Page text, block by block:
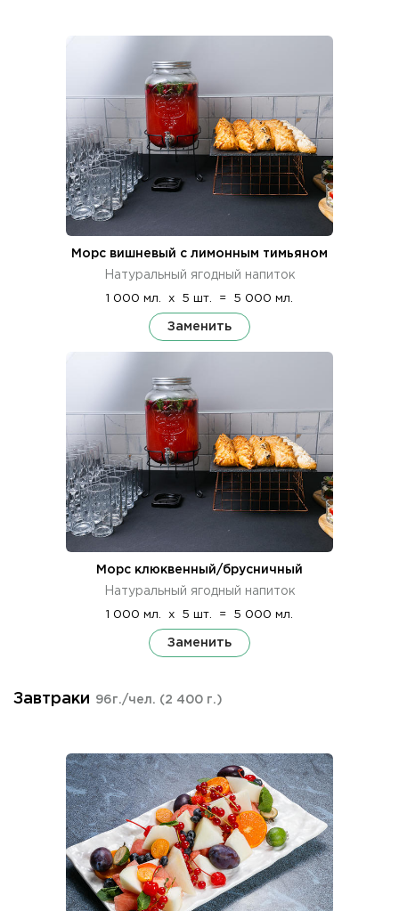
Морс вишневый с лимонным тимьяном
Натуральный ягодный напиток
1 000 мл. x 5 шт. = 5 000 мл.
Заменить
Морс клюквенный/брусничный
Натуральный ягодный напиток
1 000 мл. x 5 шт. = 5 000 мл.
Заменить
Завтраки 96г./чел. (2 400 г.)